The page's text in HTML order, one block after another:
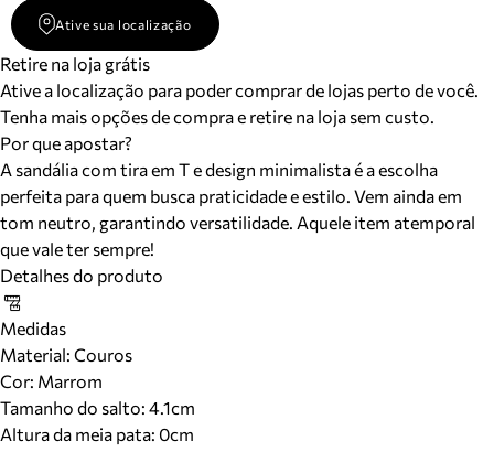
Ative sua localização
Retire na loja grátis
Ative a localização para poder comprar de lojas perto de você.
Tenha mais opções de compra e retire na loja sem custo.
Por que apostar?
A sandália com tira em T e design minimalista é a escolha
perfeita para quem busca praticidade e estilo. Vem ainda em
tom neutro, garantindo versatilidade. Aquele item atemporal
que vale ter sempre!
Detalhes do produto
Medidas
Material: Couros
Cor: Marrom
Tamanho do salto: 4.1cm
Altura da meia pata: 0cm